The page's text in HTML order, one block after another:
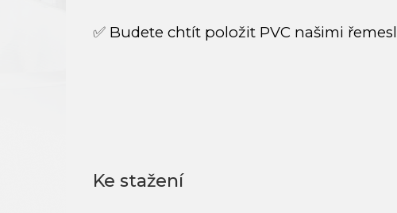
✅ Budete chtít položit PVC našimi